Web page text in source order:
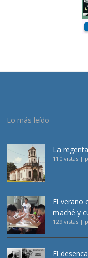
Lo más leído
La
110 vistas |
El verano
maché y
129 vistas |
El